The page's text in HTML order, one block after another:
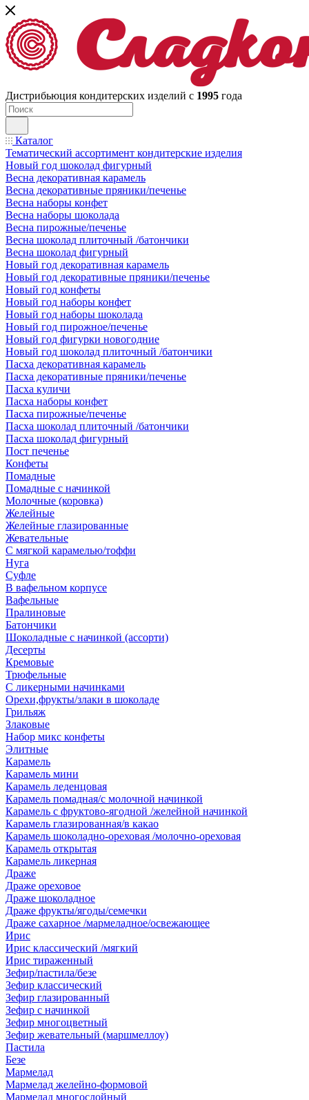
Дистрибьюция кондитерских изделий с 1995 года
Каталог
Тематический ассортимент кондитерские изделия
Новый год шоколад фигурный
Весна декоративная карамель
Весна декоративные пряники/печенье
Весна наборы конфет
Весна наборы шоколада
Весна пирожные/печенье
Весна шоколад плиточный /батончики
Весна шоколад фигурный
Новый год декоративная карамель
Новый год декоративные пряники/печенье
Новый год конфеты
Новый год наборы конфет
Новый год наборы шоколада
Новый год пирожное/печенье
Новый год фигурки новогодние
Новый год шоколад плиточный /батончики
Пасха декоративная карамель
Пасха декоративные пряники/печенье
Пасха куличи
Пасха наборы конфет
Пасха пирожные/печенье
Пасха шоколад плиточный /батончики
Пасха шоколад фигурный
Пост печенье
Конфеты
Помадные
Помадные с начинкой
Молочные (коровка)
Желейные
Желейные глазированные
Жевательные
С мягкой карамелью/тоффи
Нуга
Суфле
В вафельном корпусе
Вафельные
Пралиновые
Батончики
Шоколадные с начинкой (ассорти)
Десерты
Кремовые
Трюфельные
С ликерными начинками
Орехи,фрукты/злаки в шоколаде
Грильяж
Злаковые
Набор микс конфеты
Элитные
Карамель
Карамель мини
Карамель леденцовая
Карамель помадная/с молочной начинкой
Карамель с фруктово-ягодной /желейной начинкой
Карамель глазированная/в какао
Карамель шоколадно-ореховая /молочно-ореховая
Карамель открытая
Карамель ликерная
Драже
Драже ореховое
Драже шоколадное
Драже фрукты/ягоды/семечки
Драже сахарное /мармеладное/освежающее
Ирис
Ирис классический /мягкий
Ирис тираженный
Зефир/пастила/безе
Зефир классический
Зефир глазированный
Зефир с начинкой
Зефир многоцветный
Зефир жевательный (маршмеллоу)
Пастила
Безе
Мармелад
Мармелад желейно-формовой
Мармелад многослойный